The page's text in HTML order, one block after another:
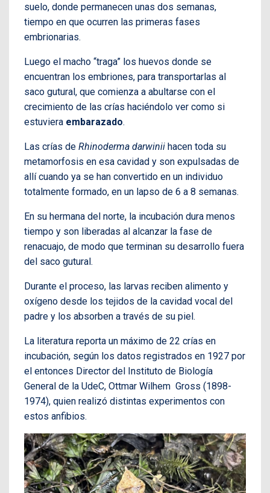
suelo, donde permanecen unas dos semanas,
tiempo en que ocurren las primeras fases
embrionarias.
Luego el macho “traga” los huevos donde se
encuentran los embriones, para transportarlas al
saco gutural, que comienza a abultarse con el
crecimiento de las crías haciéndolo ver como si
estuviera embarazado.
Las crías de Rhinoderma darwinii hacen toda su
metamorfosis en esa cavidad y son expulsadas de
allí cuando ya se han convertido en un individuo
totalmente formado, en un lapso de 6 a 8 semanas.
En su hermana del norte, la incubación dura menos
tiempo y son liberadas al alcanzar la fase de
renacuajo, de modo que terminan su desarrollo fuera
del saco gutural.
Durante el proceso, las larvas reciben alimento y
oxígeno desde los tejidos de la cavidad vocal del
padre y los absorben a través de su piel.
La literatura reporta un máximo de 22 crías en
incubación, según los datos registrados en 1927 por
el entonces Director del Instituto de Biología
General de la UdeC, Ottmar Wilhem Gross (1898-
1974), quien realizó distintas experimentos con
estos anfibios.